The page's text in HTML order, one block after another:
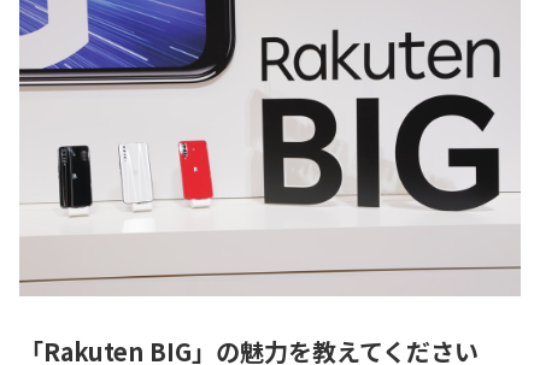
「Rakuten BIG」の魅力を教えてください